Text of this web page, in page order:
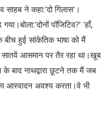
साहब ने कहा:'दो गिलास'।
पॉजिटिव?' 'हाँ,
बीच हुई सांकेतिक भाषा को मैं
आसमान पर तैर रहा था।खूब
बाद नाथद्वारा छूटने तक मैं जब
आस्वादन अवश्य करता।वे भी